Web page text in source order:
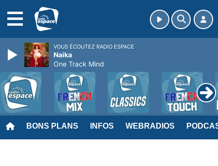
BONS PLANS INFOS WEBRADIOS
VOUS ÉCOUTEZ RADIO ESPACE
Naika
One Track Mind